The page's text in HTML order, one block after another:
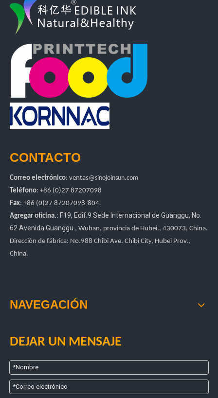
CONTACTO
Correo electrónico: ventas@sinojoinsun.com
Teléfono: +86 (0)27 87207098
Fax: +86 (0)27 87207098-804
Agregar oficina.: F19, Edif.9 Sede Internacional de Guanggu, No.
62 Avenida Guanggu., Wuhan, provincia de Hubei., 430073, China.
Dirección de fábrica: No.988 Chibi Ave. Chibi City, Hubei Prov.,
China.
NAVEGACIÓN
DEJAR UN MENSAJE